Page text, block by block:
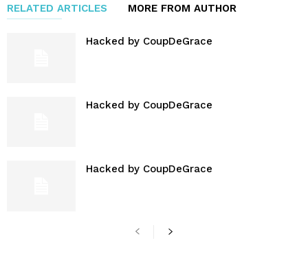
RELATED ARTICLES MORE FROM AUTHOR
Hacked by CoupDeGrace
Hacked by CoupDeGrace
Hacked by CoupDeGrace